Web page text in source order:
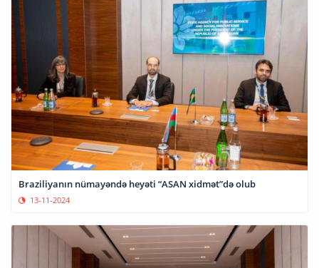
Braziliyanın nümayəndə heyəti “ASAN xidmət”də olub
13-11-2024